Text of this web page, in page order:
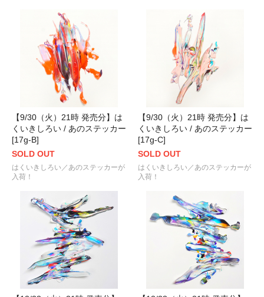
【9/30（火）21時 発売分】は
くいきしろい / あのステッカー
[17g-B]
SOLD OUT
はくいきしろい／あのステッカーが
入荷！
【9/30（火）21時 発売分】は
くいきしろい / あのステッカー
[17g-C]
SOLD OUT
はくいきしろい／あのステッカーが
入荷！